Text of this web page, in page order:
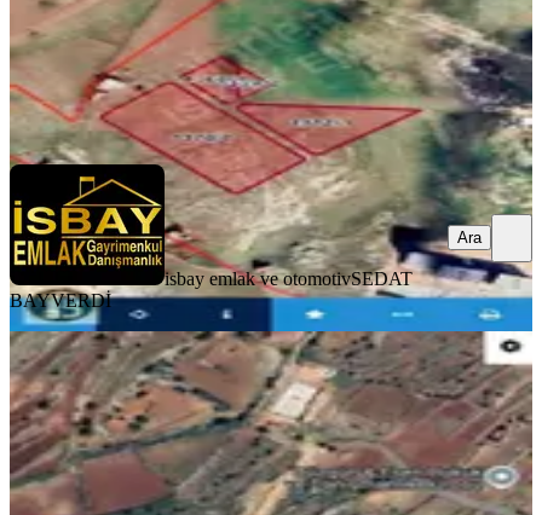
isbay emlak ve otomotivSEDAT BAYVERDİ
Ara
isbay emlak ve otomotivSEDAT
BAYVERDİ
Ara
YOLA YAKIN
Yalım'da Uygun Fiyata Satılık Arsa
İsbay Emlak'ta
Mardin, Artuklu
500 m²·Doğalgaz, İfrazlı +2·8.440/m²·
06.08.2026